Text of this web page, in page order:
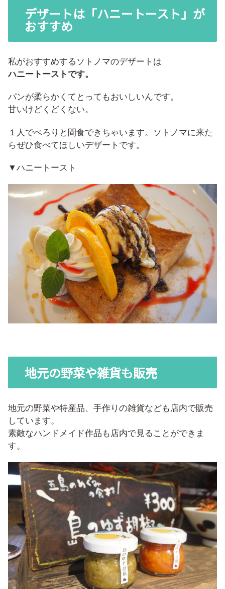
デザートは「ハニートースト」が
おすすめ
私がおすすめするソトノマのデザートは
ハニートーストです。
パンが柔らかくてとってもおいしいんです。
甘いけどくどくない。
１人でぺろりと間食できちゃいます。ソトノマに来た
らぜひ食べてほしいデザートです。
▼ハニートースト
地元の野菜や雑貨も販売
地元の野菜や特産品、手作りの雑貨なども店内で販売
しています。
素敵なハンドメイド作品も店内で見ることができま
す。